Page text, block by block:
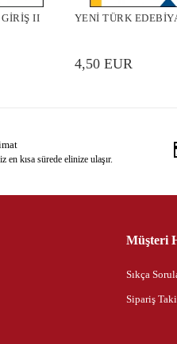
II YENİ TÜRK
4,50 EUR
en kısa sürede elinize ulaşır.
Müşteri
Sıkça
Sipariş